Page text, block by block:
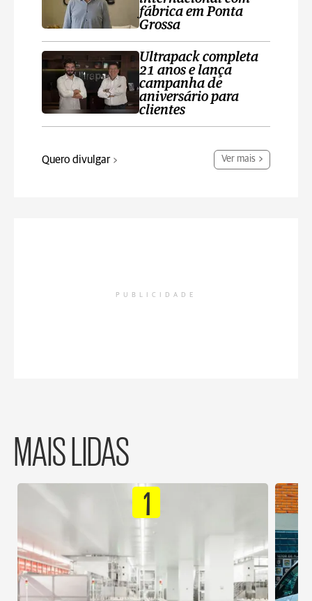
fábrica em Ponta
Grossa
Ultrapack completa
21 anos e lança
campanha de
aniversário para
clientes
Quero divulgar Ver mais
PUBLICIDADE
MAIS LIDAS
1